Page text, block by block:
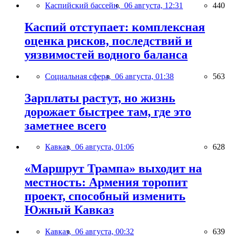
Каспийский бассейн, 06 августа, 12:31 440
Каспий отступает: комплексная
оценка рисков, последствий и
уязвимостей водного баланса
Социальная сфера, 06 августа, 01:38 563
Зарплаты растут, но жизнь
дорожает быстрее там, где это
заметнее всего
Кавказ, 06 августа, 01:06 628
«Маршрут Трампа» выходит на
местность: Армения торопит
проект, способный изменить
Южный Кавказ
Кавказ, 06 августа, 00:32 639